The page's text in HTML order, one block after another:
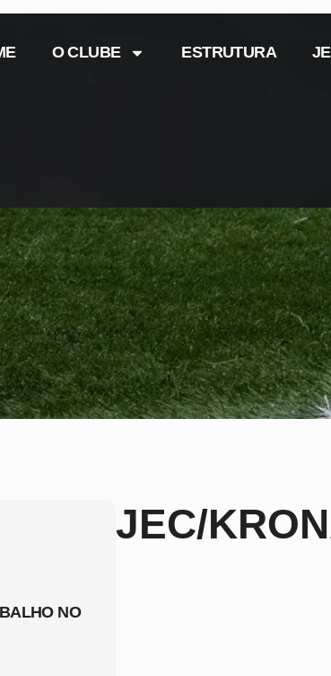
O CLUBE ESTRUTURA
NO
JEC/